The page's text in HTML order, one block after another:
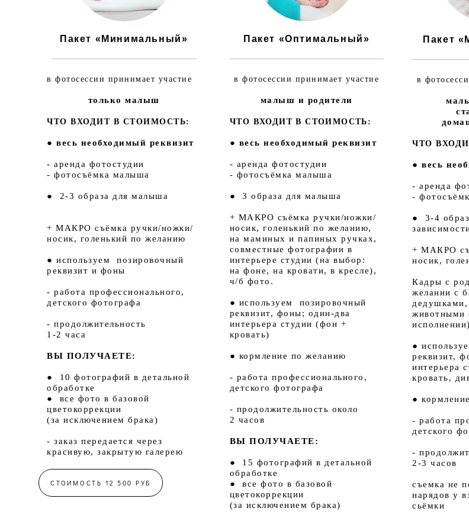
Пакет «Минимальный»
в фотосессии принимает участие
только малыш
ЧТО ВХОДИТ В СТОИМОСТЬ:
● весь необходимый реквизит
- аренда фотостудии
- фотосъёмка малыша
● 2-3 образа для малыша
+ МАКРО съёмка ручки/ножки/
носик, голенький по желанию
● используем позировочный
реквизит и фоны
- работа профессионального,
детского фотографа
- продолжительность
1-2 часа
ВЫ ПОЛУЧАЕТЕ:
● 10 фотографий в детальной
обработке
● все фото в базовой
цветокоррекции
(за исключением брака)
- заказ передается через
красивую, закрытую галерею
СТОИМОСТЬ 12 500 РУБ
Пакет «Оптимальный»
в фотосессии принимает участие
малыш и родители
ЧТО ВХОДИТ В СТОИМОСТЬ:
● весь необходимый реквизит
- аренда фотостудии
- фотосъёмка малыша
● 3 образа для малыша
+ МАКРО съёмка ручки/ножки/
носик, голенький по желанию,
на маминых и папиных ручках,
совместные фотографии в
интерьере студии (на выбор:
на фоне, на кровати, в кресле),
ч/б фото.
● используем позировочный
реквизит, фоны; один-два
интерьера студии (фон +
кровать)
● кормление по желанию
- работа профессионального,
детского фотографа
- продолжительность около
2 часов
ВЫ ПОЛУЧАЕТЕ:
● 15 фотографий в детальной
обработке
●все фото в базовой
цветокоррекции
(за исключением брака)
Пакет
в
ЧТО
● весь
- аренда
-
● 3-4
+ МАКРО
носик,
Кадры с
желании с
животными
●
реквизит,
интерьера
кровать,
●
- работа
детского
-
2-3 часов
съемка не
нарядов у
сьёмки